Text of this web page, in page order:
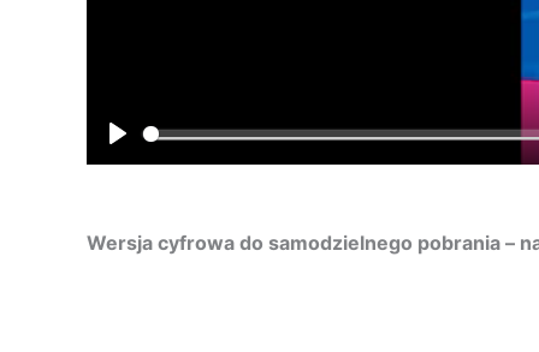
P
y
Wersja cyfrowa do samodzielnego pobrania –